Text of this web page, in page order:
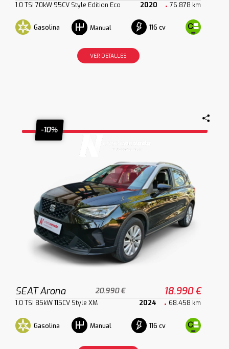
1.0 TSI 70kW 95CV Style Edition Eco 2020 76.878 km
Gasolina Manual 116 cv
VER DETALLES
-10%
SEAT Arona 20.990 € 18.990 €
1.0 TSI 85kW 115CV Style XM 2024 68.458 km
Gasolina Manual 116 cv